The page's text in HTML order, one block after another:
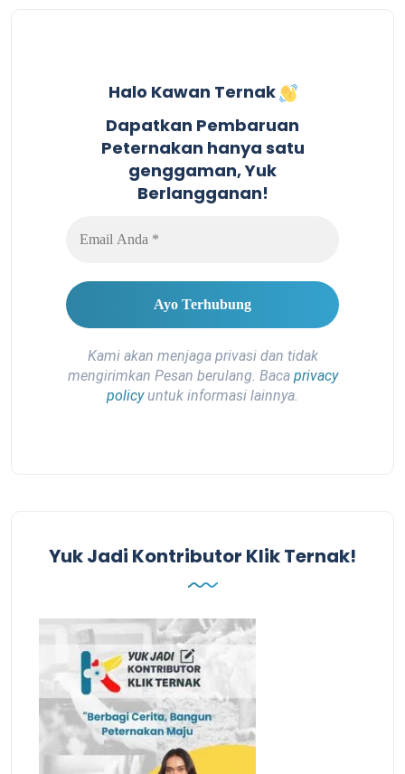
Halo Kawan Ternak
Dapatkan Pembaruan
Peternakan hanya satu
genggaman, Yuk
Berlangganan!
Kami akan menjaga privasi dan tidak
mengirimkan Pesan berulang. Baca privacy
policyuntuk informasi lainnya.
Yuk Jadi Kontributor Klik Ternak!